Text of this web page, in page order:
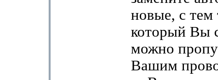
новые, с тем
который Вы
можно
Вашим